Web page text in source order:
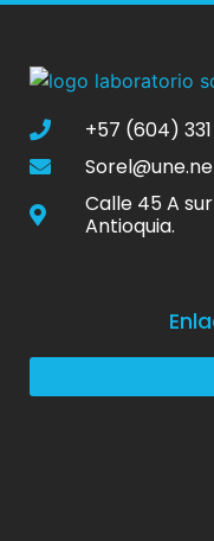
+57 (604) 331
Calle 45 A
Antioquia.